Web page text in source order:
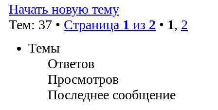
Начать новую тему
Тем: 37 • Страница 1 из 2 • 1, 2
Темы
Ответов
Просмотров
Последнее сообщение